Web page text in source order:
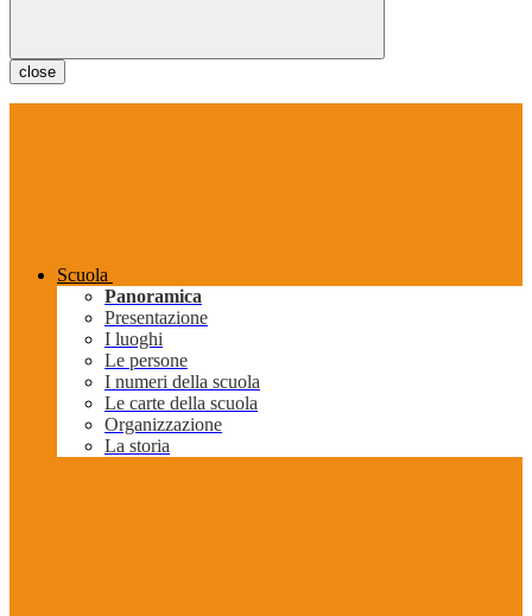
close
Scuola
Panoramica
Presentazione
I luoghi
Le persone
I numeri della scuola
Le carte della scuola
Organizzazione
La storia